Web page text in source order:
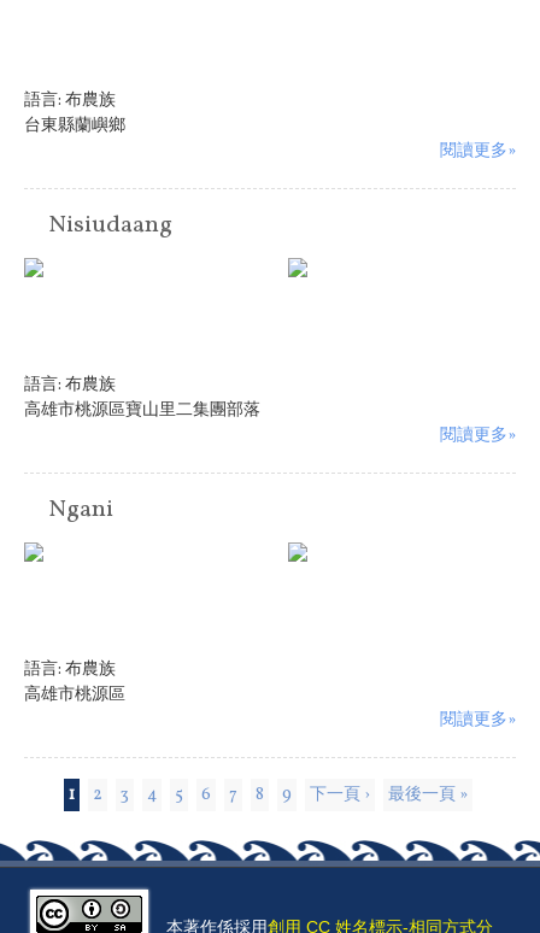
語言: 布農族
台東縣蘭嶼鄉
閱讀更多»
Nisiudaang
語言: 布農族
高雄市桃源區寶山里二集團部落
閱讀更多»
Ngani
語言: 布農族
高雄市桃源區
閱讀更多»
頁面
1 2 3 4 5 6 7 8 9 下一頁 › 最後一頁 »
本著作係採用創用 CC 姓名標示-相同方式分